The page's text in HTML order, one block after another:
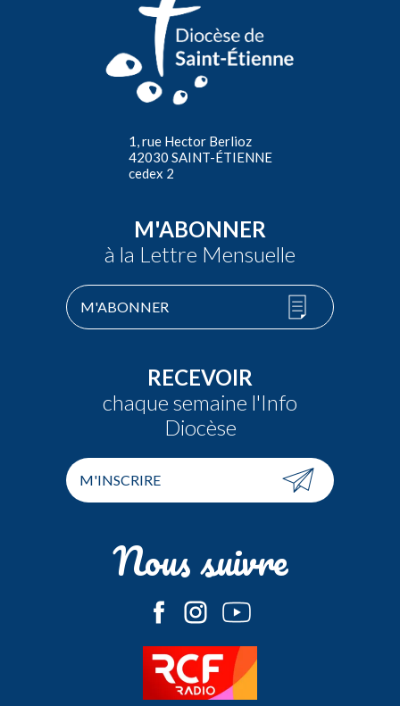
1, rue Hector Berlioz
42030 SAINT-ÉTIENNE
cedex 2
M'ABONNER
à la Lettre Mensuelle
M'ABONNER
RECEVOIR
chaque semaine l'Info
Diocèse
M'INSCRIRE
Nous suivre